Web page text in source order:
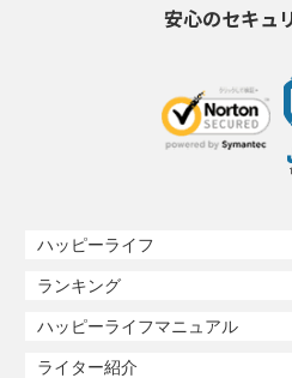
安心のセキュ
ハッピーライフ
ランキング
ハッピーライフマニュアル
ライター紹介